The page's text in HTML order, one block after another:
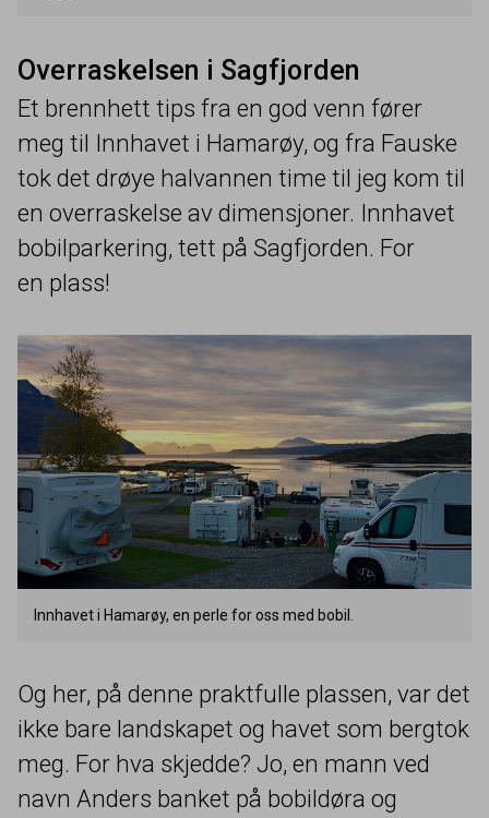
Overraskelsen i Sagfjorden
Et brennhett tips fra en god venn fører
meg til Innhavet i Hamarøy, og fra Fauske
tok det drøye halvannen time til jeg kom til
en overraskelse av dimensjoner. Innhavet
bobilparkering, tett på Sagfjorden. For
en plass!
Innhavet i Hamarøy, en perle for oss med bobil.
Og her, på denne praktfulle plassen, var det
ikke bare landskapet og havet som bergtok
meg. For hva skjedde? Jo, en mann ved
navn Anders banket på bobildøra og